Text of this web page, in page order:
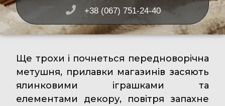
+38 (067) 751-24-40
Ще трохи і почнеться передноворічна
метушня, прилавки магазинів засяють
ялинковими іграшками та
елементами декору, повітря запахне